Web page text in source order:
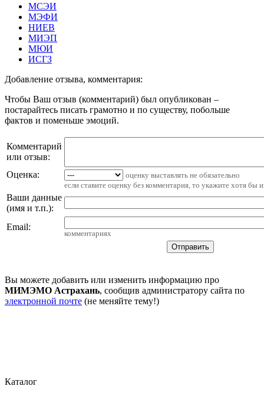
МСЭИ
МЭФИ
НИЕВ
МИЭП
МЮИ
ИСГЗ
Добавление отзыва, комментария:
Чтобы Ваш отзыв (комментарий) был опубликован –
постарайтесь писать грамотно и по существу, побольше
фактов и поменьше эмоций.
Комментарий
или отзыв:
Оценка:
оценку выставлять не обязательно
если ставите оценку без комментария, то укажите хотя бы
Ваши данные
(имя и т.п.):
Email:
комментариях
Вы можете добавить или изменить информацию про
МИМЭМО Астрахань, сообщив администратору сайта по
электронной почте (не меняйте тему!)
Каталог